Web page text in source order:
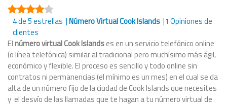
4de 5 estrellas |Número Virtual Cook Islands |1 Opiniones de
clientes
Elnúmero virtual Cook Islandses en un servicio telefónico online
(o línea telefónica) similar al tradicional pero muchísimo más ágil,
económico y flexible. El proceso es sencillo y todo online sin
contratos ni permanencias (el mínimo es un mes) en el cual se da
alta de un número fijo de la ciudad de Cook Islands que necesites
y el desvío de las llamadas que te hagan a tu número virtual de